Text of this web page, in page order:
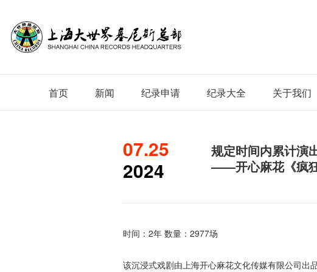
首页 新闻 纪录申请 纪录大全 关于我们
07.25
2024
规定时间内累计演
——开心麻花《疯
时间：2年 数量：2977场
该沉浸式戏剧由上海开心麻花文化传媒有限公司出